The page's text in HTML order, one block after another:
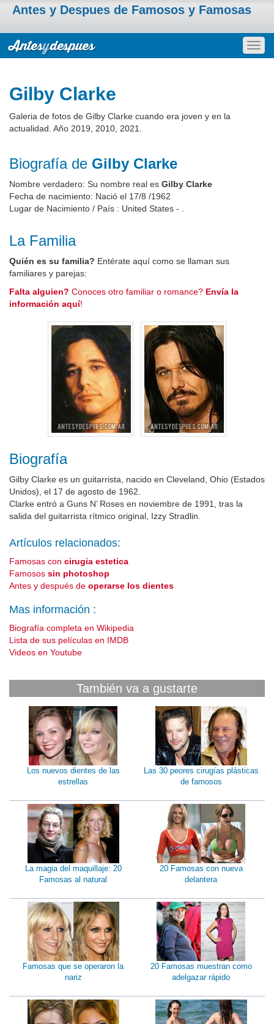
Antes y Despues de Famosos y Famosas
Gilby Clarke
Galeria de fotos de Gilby Clarke cuando era joven y en la
actualidad. Año 2019, 2010, 2021.
Biografía de Gilby Clarke
Nombre verdadero: Su nombre real es Gilby Clarke
Fecha de nacimiento: Nació el 17/8 /1962
Lugar de Nacimiento / País : United States - .
La Familia
Quién es su familia? Entérate aquí como se llaman sus
familiares y parejas:
Falta alguien? Conoces otro familiar o romance? Envía la
información aquí!
Biografía
Gilby Clarke es un guitarrista, nacido en Cleveland, Ohio (Estados
Unidos), el 17 de agosto de 1962.
Clarke entró a Guns N’ Roses en noviembre de 1991, tras la
salida del guitarrista rítmico original, Izzy Stradlin.
Artículos relacionados:
Famosas con cirugia estetica
Famosos sin photoshop
Antes y después de operarse los dientes
Mas información :
Biografía completa en Wikipedia
Lista de sus películas en IMDB
Videos en Youtube
También va a gustarte
Los nuevos dientes de las
estrellas
Las 30 peores cirugías plásticas
de famosos
La magia del maquillaje: 20
Famosas al natural
20 Famosas con nueva
delantera
Famosas que se operaron la
nariz
20 Famosas muestran como
adelgazar rápido